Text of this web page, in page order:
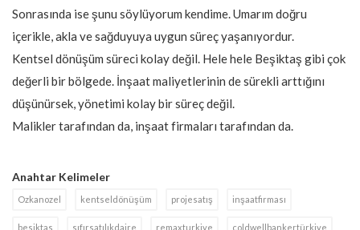
Sonrasında ise şunu söylüyorum kendime. Umarım doğru
içerikle, akla ve sağduyuya uygun süreç yaşanıyordur.
Kentsel dönüşüm süreci kolay değil. Hele hele Beşiktaş gibi çok
değerli bir bölgede. İnşaat maliyetlerinin de sürekli arttığını
düşünürsek, yönetimi kolay bir süreç değil.
Malikler tarafından da, inşaat firmaları tarafından da.
Anahtar Kelimeler
Ozkanozel kentseldönüşüm projesatış inşaatfirması
besiktas sıfırsatılıkdaire remaxturkiye coldwellbankertürkiye